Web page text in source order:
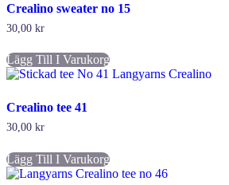
Crealino sweater no 15
30,00 kr
Lägg Till I Varukorg
Crealino tee 41
30,00 kr
Lägg Till I Varukorg